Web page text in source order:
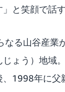
と笑顔で話
る山谷産業
ょう）地域
1998年に父